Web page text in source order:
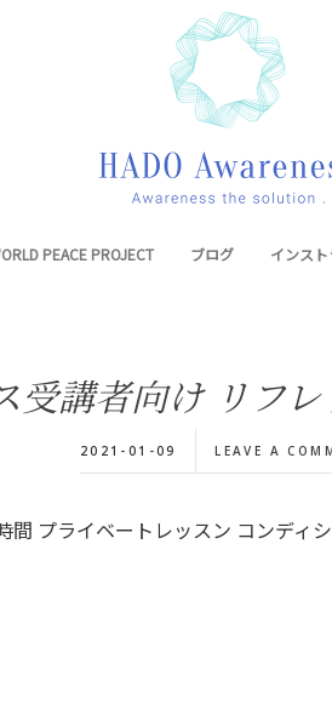
PEACE PROJECT ブログ インス
受講者向け リフ
2021-01-09 LEAVE A
間 プライベートレッスン コンディ